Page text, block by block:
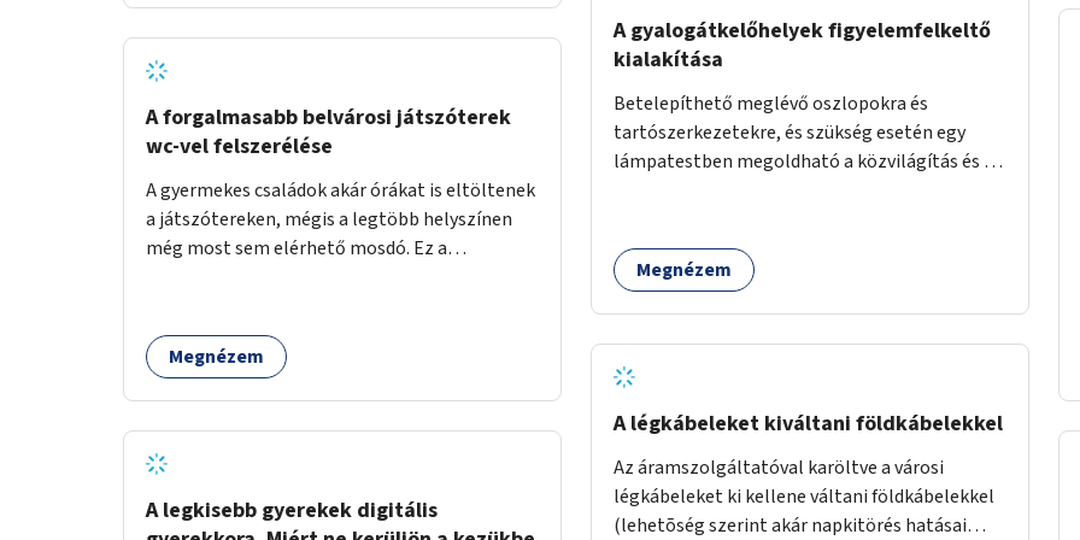
járatokat. 9500 vagy 8950 Ft teljesen mindegy
egy család költségvetésében, a közlekedésben
viszont sokkal jobban megéreznénk.
A forgalmasabb belvárosi játszóterek
wc-vel felszerélése
A gyermekes családok akár órákat is eltöltenek
a játszótereken, mégis a legtöbb helyszínen
még most sem elérhető mosdó. Ez a
vagy olyan, ami fizetős, de fogadjon el
bankkártyàt is!
Megnézem
A legkisebb gyerekek digitális
élőlényeknek kedvez. Apróbb
beavatkozásokkal, a szabályozások gondos
betartása mellett változatosabbá tennénk a
budapesti patakok nagyvízi, ahol lehetőség van
rá, kisvízi medrét. A nagyvízi mederbe őshonos
rézsűk, mint élőhely. Emellett a kisvízi
mederben drága revitalizáció híján, apróbb
mesterséges és természetes beavatkozásokkal
érhető el, hogy változatosabb legyen a kisvízi
meder.
A gyalogátkelőhelyek figyelemfelkeltő
kialakítása
Betelepíthető meglévő oszlopokra és
tartószerkezetekre, és szükség esetén egy
lámpatestben megoldható a közvilágítás és a
Megnézem
A légkábeleket kiváltani földkábelekkel
Az áramszolgáltatóval karöltve a városi
légkábeleket ki kellene váltani földkábelekkel
(lehetõség szerint akár napkitörés hatásai